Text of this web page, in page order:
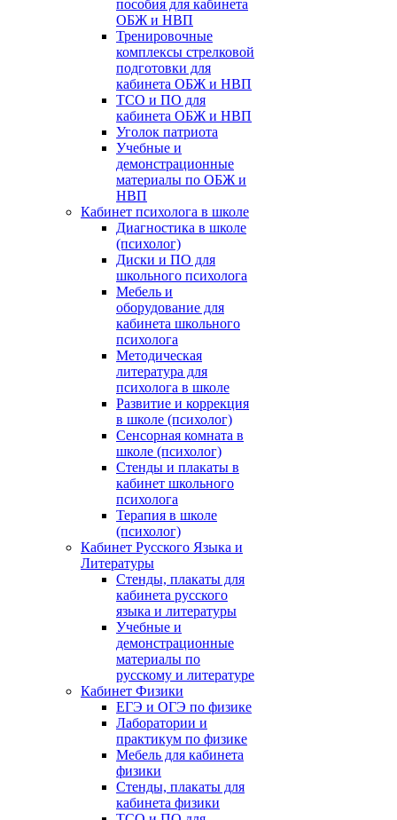
пособия для кабинета
ОБЖ и НВП
Тренировочные
комплексы стрелковой
подготовки для
кабинета ОБЖ и НВП
ТСО и ПО для
кабинета ОБЖ и НВП
Уголок патриота
Учебные и
демонстрационные
материалы по ОБЖ и
НВП
Кабинет психолога в школе
Диагностика в школе
(психолог)
Диски и ПО для
школьного психолога
Мебель и
оборудование для
кабинета школьного
психолога
Методическая
литература для
психолога в школе
Развитие и коррекция
в школе (психолог)
Сенсорная комната в
школе (психолог)
Стенды и плакаты в
кабинет школьного
психолога
Терапия в школе
(психолог)
Кабинет Русского Языка и
Литературы
Стенды, плакаты для
кабинета русского
языка и литературы
Учебные и
демонстрационные
материалы по
русскому и литературе
Кабинет Физики
ЕГЭ и ОГЭ по физике
Лаборатории и
практикум по физике
Мебель для кабинета
физики
Стенды, плакаты для
кабинета физики